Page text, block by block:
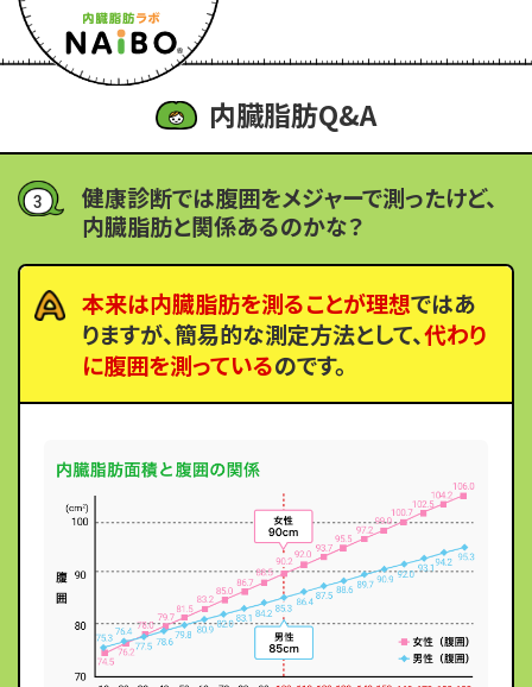
内臓脂肪Q&A
3
健康診断では腹囲をメジャーで測ったけど、
内臓脂肪と関係あるのかな？
本来は内臓脂肪を測ることが理想ではあ
りますが、簡易的な測定方法として、代わり
に腹囲を測っているのです。